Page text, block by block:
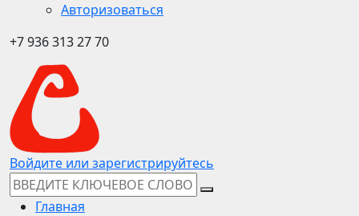
Авторизоваться
+7 936 313 27 70
Войдите или зарегистрируйтесь
Главная